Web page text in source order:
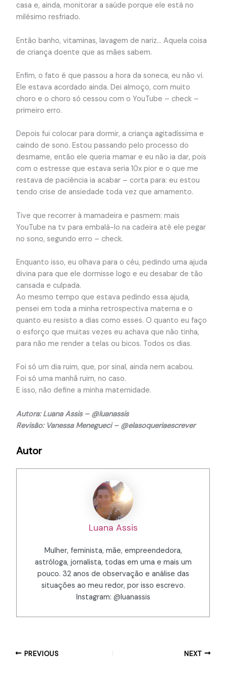
casa e, ainda, monitorar a saúde porque ele está no
milésimo resfriado.
Então banho, vitaminas, lavagem de nariz… Aquela coisa
de criança doente que as mães sabem.
Enfim, o fato é que passou a hora da soneca, eu não vi.
Ele estava acordado ainda. Dei almoço, com muito
choro e o choro só cessou com o YouTube – check –
primeiro erro.
Depois fui colocar para dormir, a criança agitadíssima e
caindo de sono. Estou passando pelo processo do
desmame, então ele queria mamar e eu não ia dar, pois
com o estresse que estava seria 10x pior e o que me
restava de paciência ia acabar – corta para: eu estou
tendo crise de ansiedade toda vez que amamento.
Tive que recorrer à mamadeira e pasmem: mais
YouTube na tv para embalá-lo na cadeira até ele pegar
no sono, segundo erro – check.
Enquanto isso, eu olhava para o céu, pedindo uma ajuda
divina para que ele dormisse logo e eu desabar de tão
cansada e culpada.
Ao mesmo tempo que estava pedindo essa ajuda,
pensei em toda a minha retrospectiva materna e o
quanto eu resisto a dias como esses. O quanto eu faço
o esforço que muitas vezes eu achava que não tinha,
para não me render a telas ou bicos. Todos os dias.
Foi só um dia ruim, que, por sinal, ainda nem acabou.
Foi só uma manhã ruim, no caso.
E isso, não define a minha maternidade.
Autora: Luana Assis – @luanassis
Revisão: Vanessa Menegueci – @elasoqueriaescrever
Autor
Luana Assis
Mulher, feminista, mãe, empreendedora,
astróloga, jornalista, todas em uma e mais um
pouco. 32 anos de observação e análise das
situações ao meu redor, por isso escrevo.
Instagram: @luanassis
PREVIOUS NEXT